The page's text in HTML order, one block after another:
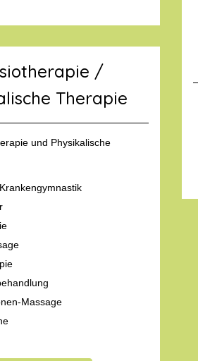
/
Therapie
und Physikalische
Massage